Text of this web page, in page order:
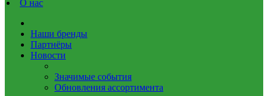
О нас
Наши бренды
Партнёры
Новости
Значимые события
Обновления ассортимента